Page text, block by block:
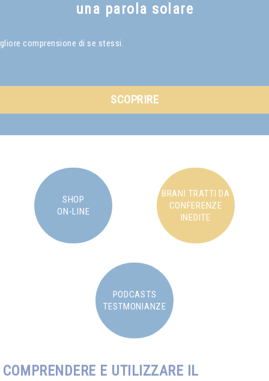
una parola solare
comprensione di se stessi.
SCOPRIRE
SHOP
ON-LINE
BRANI TRATTI DA
CONFERENZE
INEDITE
PODCASTS
TESTMONIANZE
COMPRENDERE E UTILIZZARE IL